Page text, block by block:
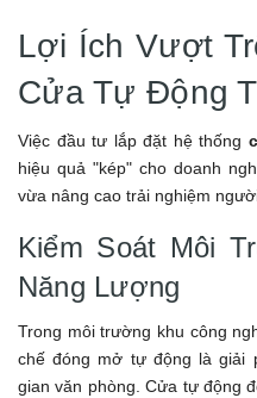
Lợi Ích Vượt
Cửa Tự Động
Việc đầu tư lắp đặt hệ thống
hiệu quả "kép" cho doanh
vừa nâng cao trải nghiệm
Kiểm Soát Môi
Năng Lượng
Trong môi trường khu công
chế đóng mở tự động là giải
gian văn phòng. Cửa tự động